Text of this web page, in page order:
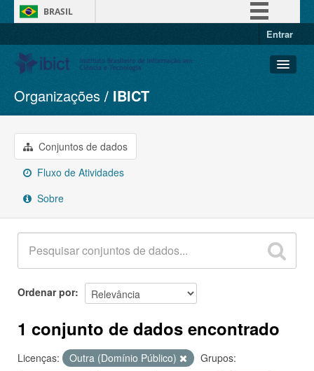
BRASIL
Entrar
Conjuntos de dados
Organizações
Grupos
Sobre
Organizações IBICT
Conjuntos de dados
Fluxo de Atividades
Sobre
Ordenar por
1 conjunto de dados encontrado
Licenças: Outra (Domínio Público)
Grupos: